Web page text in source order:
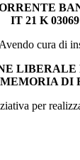
IT 21 K 03069
Avendo cura di
LIBERALE
DI
per